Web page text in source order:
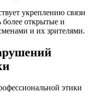
укреплению связи
более открытые и
и их зрителями.